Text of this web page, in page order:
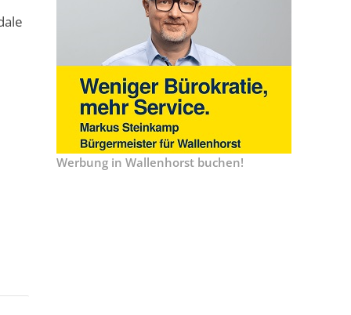
Werbung in Wallenhorst buchen!